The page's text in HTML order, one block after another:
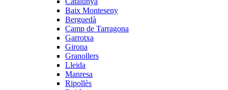
Baix Monteseny
Berguedà
Camp de Tarragona
Garrotxa
Girona
Granollers
Lleida
Manresa
Ripollès